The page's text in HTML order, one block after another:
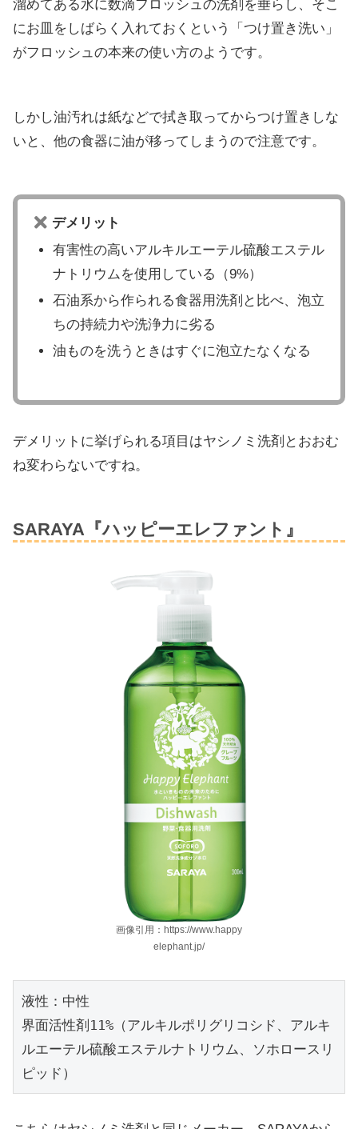
溜めてある水に数滴フロッシュの洗剤を垂らし、そこ
にお皿をしばらく入れておくという「つけ置き洗い」
がフロッシュの本来の使い方のようです。
しかし油汚れは紙などで拭き取ってからつけ置きしな
いと、他の食器に油が移ってしまうので注意です。
デメリット
有害性の高いアルキルエーテル硫酸エステル
ナトリウムを使用している（9%）
石油系から作られる食器用洗剤と比べ、泡立
ちの持続力や洗浄力に劣る
油ものを洗うときはすぐに泡立たなくなる
デメリットに挙げられる項目はヤシノミ洗剤とおおむ
ね変わらないですね。
SARAYA『ハッピーエレファント』
画像引用：https://www.happy
elephant.jp/
液性：中性
界面活性剤11%（アルキルポリグリコシド、アルキ
ルエーテル硫酸エステルナトリウム、ソホロースリ
ピッド）